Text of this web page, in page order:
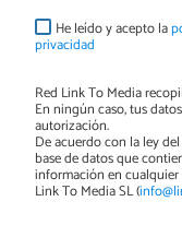
He leído y acepto la
privacidad
Red Link To Media
En ningún caso, tus
autorización.
De acuerdo con la ley
base de datos que
información en
Link To Media SL (